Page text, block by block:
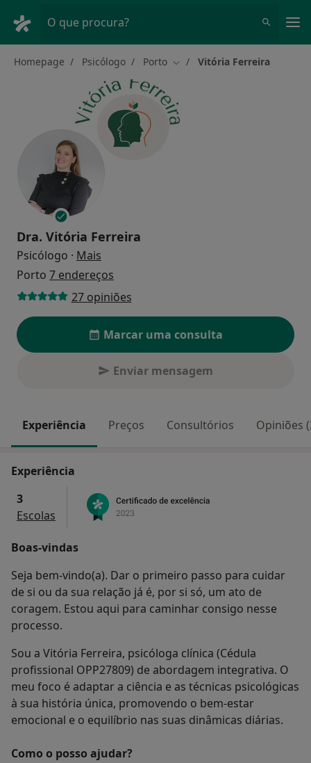
O que procura?
Homepage Psicólogo Porto Mudar de cidade
Vitória Ferreira
Dra. Vitória Ferreira
Psicólogo · Mais
Porto 7 endereços
27 opiniões
Marcar uma consulta
Enviar mensagem
Experiência Preços Consultórios Opiniões
Experiência
3
Escolas
Boas-vindas
Seja bem-vindo(a). Dar o primeiro passo para cuidar
de si ou da sua relação já é, por si só, um ato de
coragem. Estou aqui para caminhar consigo nesse
processo.
Sou a Vitória Ferreira, psicóloga clínica (Cédula
profissional OPP27809) de abordagem integrativa. O
meu foco é adaptar a ciência e as técnicas psicológicas
à sua história única, promovendo o bem-estar
emocional e o equilíbrio nas suas dinâmicas diárias.
Como o posso ajudar?